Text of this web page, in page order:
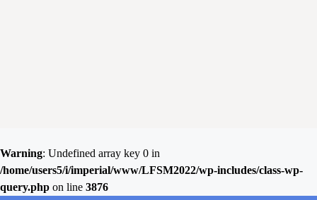
Warning: Undefined array key 0 in
/home/users5/i/imperial/www/LFSM2022/wp-includes/class-wp-
query.php on line 3876